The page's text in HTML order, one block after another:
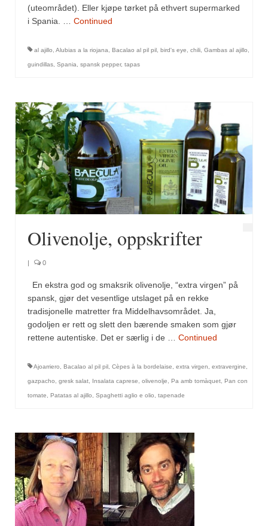
Mirepoix
Norsk fjordkrydder
Paprikapulver, pikant
Parisisk pepper
Piment d’Espelette
Purreløk (tørket)
Quatre épices
Rosépepper
Sar (bønneurt)
Selleriblader
Smaken av skog
Tomatflak
Kontakt oss
Nettbutikk
(uteområdet). Eller kjøpe tørket på ethvert supermarked
i Spania. … Continued
al ajillo Alubias a la riojana Bacalao al pil pil bird's eye chili Gambas al ajillo
guindillas Spania spansk pepper, tapas
Olivenolje, oppskrifter
0
En ekstra god og smaksrik olivenolje, “extra virgen” på
spansk, gjør det vesentlige utslaget på en rekke
tradisjonelle matretter fra Middelhavsområdet. Ja,
godoljen er rett og slett den bærende smaken som gjør
rettene autentiske. Det er særlig i de … Continued
Ajoarriero, Bacalao al pil pil, Cèpes à la bordelaise, extra virgen, extravergine,
gazpacho, gresk salat, Insalata caprese, olivenolje, Pa amb tomàquet, Pan con
tomate, Patatas al ajillo, Spaghetti aglio e olio, tapenade